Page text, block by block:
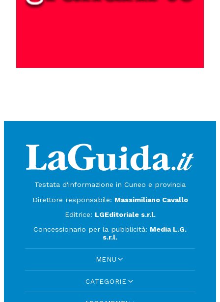
Testata d'informazione in Cuneo e provincia
Direttore responsabile: Massimiliano Cavallo
Editrice: LGEditoriale s.r.l.
Concessionario per la pubblicità: Media L.G.
s.r.l.
MENU
CATEGORIE